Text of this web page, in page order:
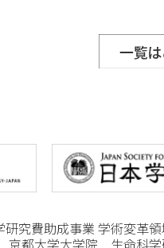
研究費助成事業 学術変革
京都大学大学院 生命科